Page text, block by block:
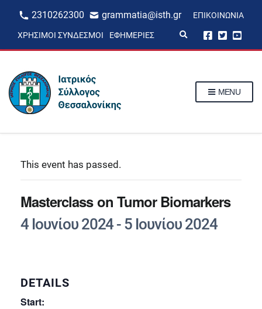
2310262300 grammatia@isth.gr ΕΠΙΚΟΙΝΩΝΊΑ
ΧΡΉΣΙΜΟΙ ΣΎΝΔΕΣΜΟΙ ΕΦΗΜΕΡΊΕΣ
p
MENU
This event has passed.
Masterclass on Tumor Biomarkers
4 Ιουνίου 2024 - 5 Ιουνίου 2024
DETAILS
Start: